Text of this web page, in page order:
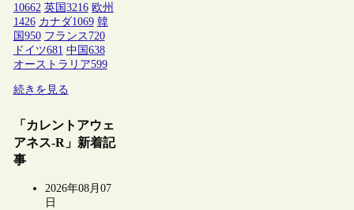
10662 英国3216 欧州
1426 カナダ1069 韓
国950 フランス 720
ドイツ681 中国638
オーストラリア599
続きを見る
「カレントアウェ
アネス-R」新着記
事
2026年08月07
日